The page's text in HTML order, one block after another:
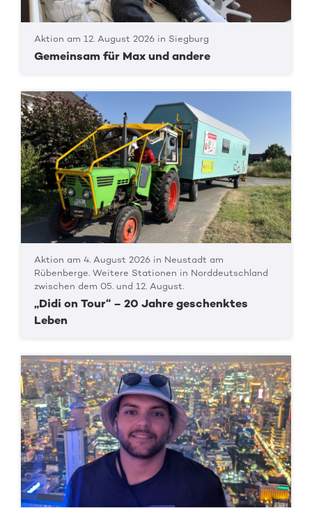
Aktion am 12. August 2026 in Siegburg
Gemeinsam für Max und andere
Aktion am 4. August 2026 in Neustadt am
Rübenberge. Weitere Stationen in Norddeutschland
zwischen dem 05. und 12. August.
„Didi on Tour“ – 20 Jahre geschenktes
Leben